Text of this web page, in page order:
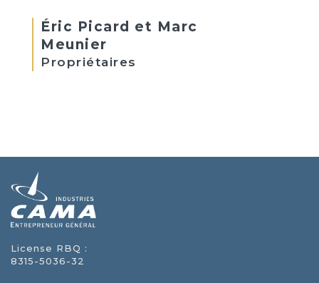
Éric Picard et Marc
Meunier
Propriétaires
License RBQ :
8315-5036-32